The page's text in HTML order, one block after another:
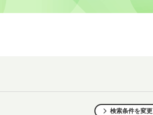
検索条件を変更